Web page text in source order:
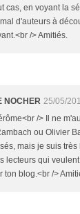
cas, en voyant la
d'auteurs à
/> Amitiés.
NOCHER 25/05/
/> Il ne
ou Olivier
mais je suis très
lecteurs qui
ton blog.<br />